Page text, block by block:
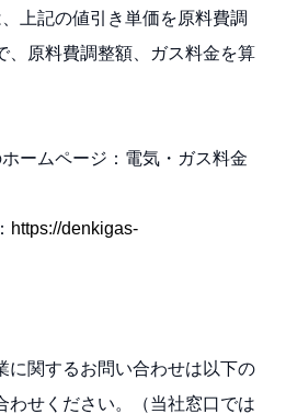
上記の値引き単価を原料費調
、原料費調整額、ガス料金を算
ームページ：電気・ガス料金
https://denkigas-
に関するお問い合わせは以下の
わせください。（当社窓口では